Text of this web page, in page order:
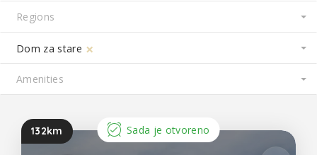
2
×
Dom za stare
132km Sada je otvoreno